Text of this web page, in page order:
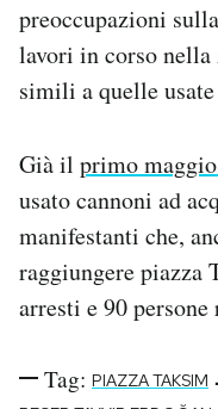
preoccupazioni
lavori in corso
simili a quelle
Già il primo
usato cannoni ad
manifestanti che,
raggiungere piazza
arresti e 90
Tag: PIAZZA TAKSIM